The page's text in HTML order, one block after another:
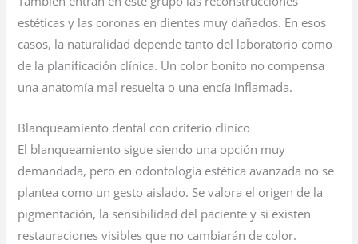
estéticas y las coronas en dientes muy dañados. En esos
casos, la naturalidad depende tanto del laboratorio como
de la planificación clínica. Un color bonito no compensa
una anatomía mal resuelta o una encía inflamada.
Blanqueamiento dental con criterio clínico
El blanqueamiento sigue siendo una opción muy
demandada, pero en odontología estética avanzada no se
plantea como un gesto aislado. Se valora el origen de la
pigmentación, la sensibilidad del paciente y si existen
restauraciones visibles que no cambiarán de color.